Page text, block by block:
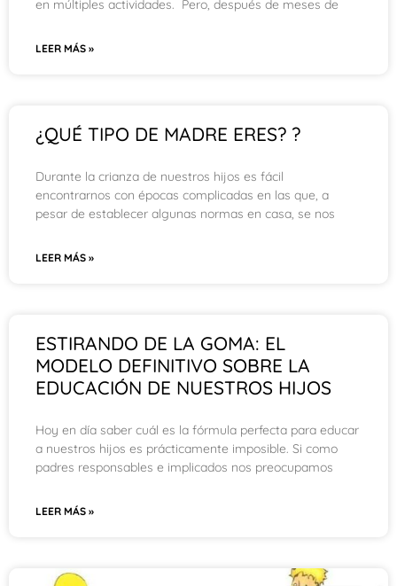
en múltiples actividades. Pero, después de meses de
LEER MÁS »
¿QUÉ TIPO DE MADRE ERES? ?
Durante la crianza de nuestros hijos es fácil
encontrarnos con épocas complicadas en las que, a
pesar de establecer algunas normas en casa, se nos
LEER MÁS »
ESTIRANDO DE LA GOMA: EL
MODELO DEFINITIVO SOBRE LA
EDUCACIÓN DE NUESTROS HIJOS
Hoy en día saber cuál es la fórmula perfecta para educar
a nuestros hijos es prácticamente imposible. Si como
padres responsables e implicados nos preocupamos
LEER MÁS »